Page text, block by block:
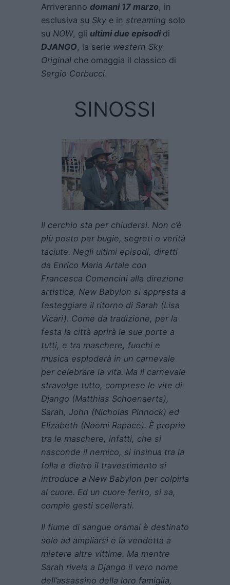
Arriveranno domani 17 marzo, in
esclusiva su Sky e in streaming solo
su NOW, gli ultimi due episodi di
DJANGO, la serie western Sky
Original che omaggia il classico di
Sergio Corbucci.
SINOSSI
Il cerchio sta per chiudersi. Non c’è
più posto per bugie, segreti o verità
taciute. Negli ultimi episodi, diretti
da Enrico Maria Artale con
Francesca Comencini alla direzione
artistica, New Babylon si appresta a
festeggiare il ritorno di Sarah (Lisa
Vicari). Come da tradizione, per la
festa la città aprirà le sue porte a
tutti, e tra maschere, fuochi e
musica esploderà in un carnevale
per celebrare la vita. Ma il carnevale
stravolge tutto, comprese le vite di
Django (Matthias Schoenaerts),
Sarah, John (Nicholas Pinnock) ed
Elizabeth (Noomi Rapace). È proprio
tra le maschere, infatti, che si
nasconde il nemico, si insinua tra la
folla e dietro il travestimento si
introduce a New Babylon per colpirla
al cuore. Ed un cuore ferito, si sa,
compie gesti scellerati.
Il fiume di sangue oramai è destinato
solo ad ampliarsi e la vendetta a
mietere altre vittime. Ma mentre
Sarah rivela a Django il vero nome
dell’assassino della loro famiglia,